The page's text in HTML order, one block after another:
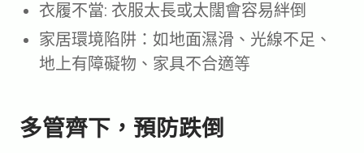
衣履不當: 衣服太長或太闊會容易絆倒
家居環境陷阱：如地面濕滑、光線不足、
地上有障礙物、家具不合適等
多管齊下，預防跌倒